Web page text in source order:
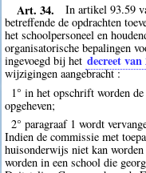
Art. 34. In artikel 93.59
betreffende de opdrachten
het schoolpersoneel en
organisatorische bepalingen
ingevoegd bij het decreet
wijzigingen aangebracht :
1° in het opschrift worden
opgeheven;
2° paragraaf 1 wordt
Indien de commissie met
huisonderwijs niet kan
worden in een school die